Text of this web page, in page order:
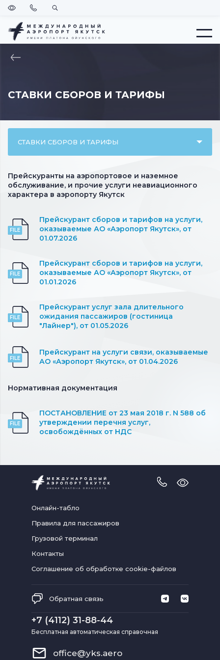
Меню
Версия
слабовидящих
ПозвонитьПоиск
ВЕРНУТЬСЯ
СТАВКИ СБОРОВ И ТАРИФЫ
СТАВКИ СБОРОВ И ТАРИФЫ
Прейскуранты на аэропортовое и наземное
обслуживание, и прочие услуги неавиационного
характера в аэропорту Якутск
Прейскурант сборов и тарифов на услуги,
оказываемые АО «Аэропорт Якутск», от
01.07.2026
Прейскурант сборов и тарифов на услуги,
оказываемые АО «Аэропорт Якутск», от
01.01.2026
Прейскурант услуг зала длительного
ожидания пассажиров (гостиница
"Лайнер"), от 01.05.2026
Прейскурант на услуги связи, оказываемые
АО «Аэропорт Якутск», от 01.04.2026
Нормативная документация
ПОСТАНОВЛЕНИЕ от 23 мая 2018 г. N 588 об
утверждении перечня услуг,
освобождённых от НДС
Версия
Онлайн-табло
Правила для пассажиров
Грузовой терминал
Контакты
Соглашение об обработке cookie-файлов
Обратная связь
+7 (4112) 31-88-44
Бесплатная автоматическая справочная
office@yks.aero